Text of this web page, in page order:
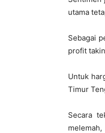
utama
Sebagai
profit
Untuk
Timur
Secara